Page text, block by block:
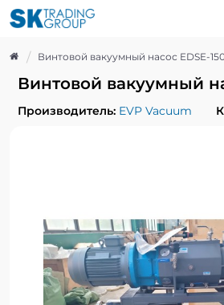
Винтовой вакуумный насос EDSE-
Винтовой вакуумный
Производитель: EVP Vacuum